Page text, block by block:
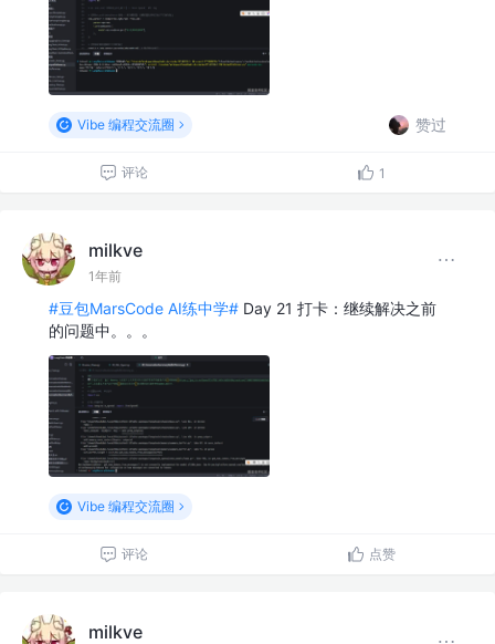
Vibe 编程交流圈 赞过
评论 1
milkve
1年前
#豆包MarsCode AI练中学# Day 21 打卡：继续解决之前
的问题中。。。
Vibe 编程交流圈
评论 点赞
milkve